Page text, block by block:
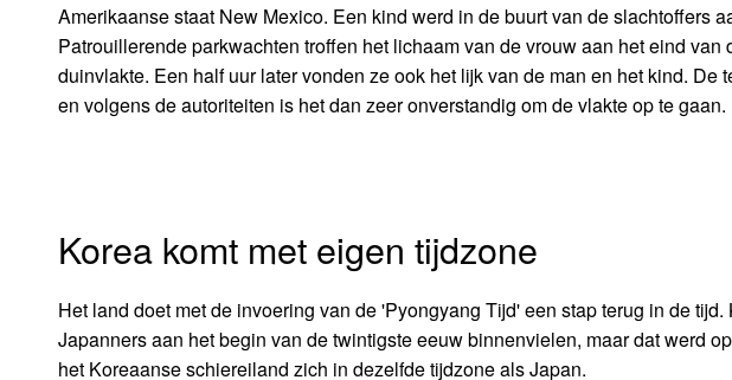
Amerikaanse staat New Mexico. Een kind werd in de buurt van de slachtoffers
Patrouillerende parkwachten troffen het lichaam van de vrouw aan het eind
duinvlakte. Een half uur later vonden ze ook het lijk van de man en het kind. De
en volgens de autoriteiten is het dan zeer onverstandig om de vlakte op te gaan.
Korea komt met eigen tijdzone
Het land doet met de invoering van de 'Pyongyang Tijd' een stap terug in de
Japanners aan het begin van de twintigste eeuw binnenvielen, maar dat werd
het Koreaanse schiereiland zich in dezelfde tijdzone als Japan.